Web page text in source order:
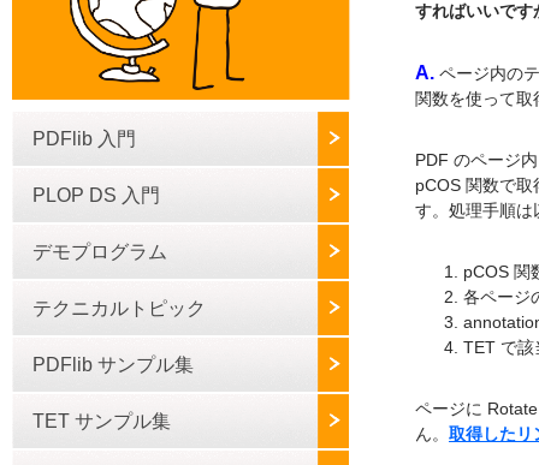
PDFlib 入門
PLOP DS 入門
デモプログラム
テクニカルトピック
PDFlib サンプル集
TET サンプル集
すればいいです
A. ページ内の
関数を使って取
PDF のページ
pCOS 関数で
す。処理手順は
pCOS 関
各ページ
TET で該
ページに
ん。 取得したリ